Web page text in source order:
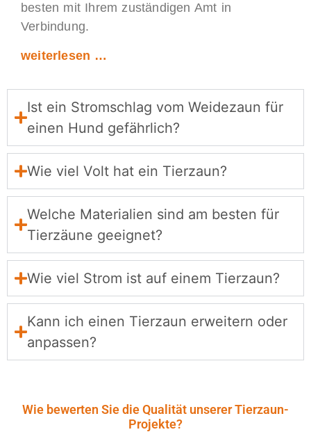
besten mit Ihrem zuständigen Amt in
Verbindung.
weiterlesen …
Ist ein Stromschlag vom Weidezaun für
einen Hund gefährlich?
Wie viel Volt hat ein Tierzaun?
Welche Materialien sind am besten für
Tierzäune geeignet?
Wie viel Strom ist auf einem Tierzaun?
Kann ich einen Tierzaun erweitern oder
anpassen?
Wie bewerten Sie die Qualität unserer Tierzaun-
Projekte?